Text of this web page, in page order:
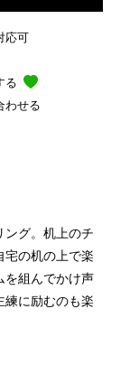
可
る
わせる
ング。机上のチ
宅の机の上で楽
を組んでかけ声
練に励むのも楽